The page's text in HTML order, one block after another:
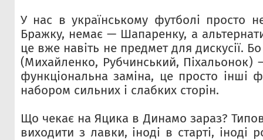
У нас в українському футболі просто
Бражку, немає — Шапаренку, а
це вже навіть не предмет для дискусії.
(Михайленко, Рубчинський, Піхальонок)
функціональна заміна, це просто інші
набором сильних і слабких сторін.
Що чекає на Яцика в Динамо зараз?
виходити з лавки, іноді в старті, іноді